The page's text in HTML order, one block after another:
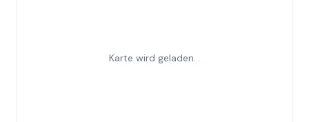
Karte wird geladen...